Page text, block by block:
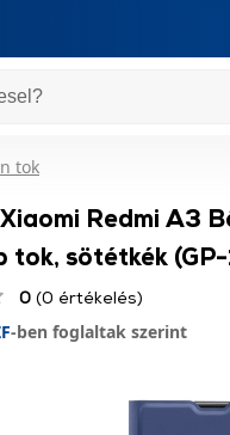
tok
Redmi A3
tok, sötétkék (GP-
0 (0 értékelés)
-ben foglaltak szerint